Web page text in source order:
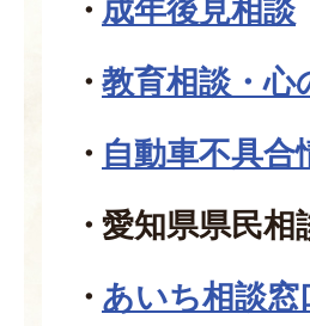
成年後見相談
教育相談・心
自動車不具
愛知県県民相
あいち相談窓